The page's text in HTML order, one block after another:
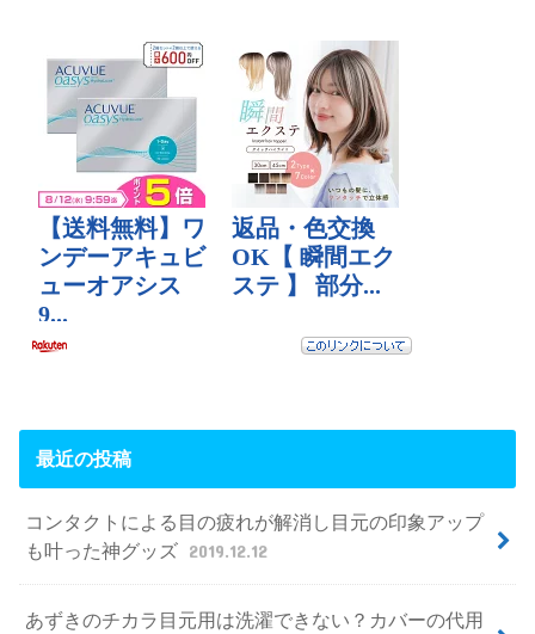
最近の投稿
コンタクトによる目の疲れが解消し目元の印象アップ
も叶った神グッズ 2019.12.12
あずきのチカラ目元用は洗濯できない？カバーの代用